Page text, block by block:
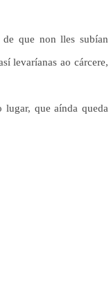
que non lles subían
levaríanas ao cárcere,
lugar, que aínda queda